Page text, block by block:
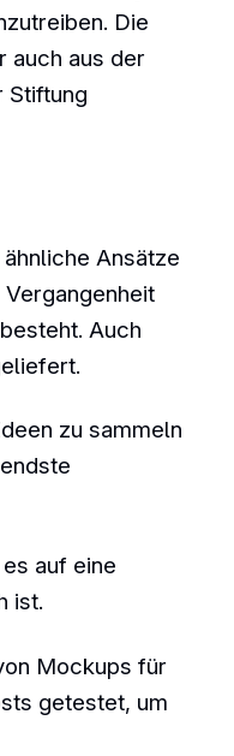
Die
auch aus der
Stiftung
Ansätze
Auch
zu sammeln
auf eine
ist.
Mockups für
getestet, um